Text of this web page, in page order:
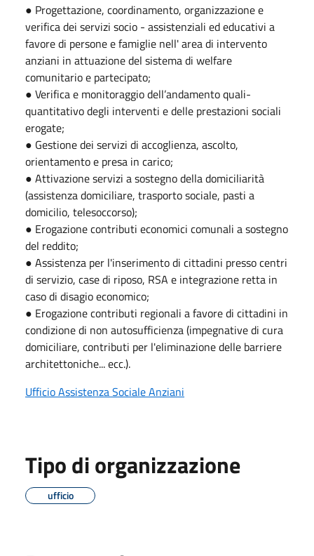
● Progettazione, coordinamento, organizzazione e
verifica dei servizi socio - assistenziali ed educativi a
favore di persone e famiglie nell' area di intervento
anziani in attuazione del sistema di welfare
comunitario e partecipato;
● Verifica e monitoraggio dell’andamento quali-
quantitativo degli interventi e delle prestazioni sociali
erogate;
● Gestione dei servizi di accoglienza, ascolto,
orientamento e presa in carico;
● Attivazione servizi a sostegno della domiciliarità
(assistenza domiciliare, trasporto sociale, pasti a
domicilio, telesoccorso);
● Erogazione contributi economici comunali a sostegno
del reddito;
● Assistenza per l'inserimento di cittadini presso centri
di servizio, case di riposo, RSA e integrazione retta in
caso di disagio economico;
● Erogazione contributi regionali a favore di cittadini in
condizione di non autosufficienza (impegnative di cura
domiciliare, contributi per l'eliminazione delle barriere
architettoniche... ecc.).
Ufficio Assistenza Sociale Anziani
Tipo di organizzazione
ufficio